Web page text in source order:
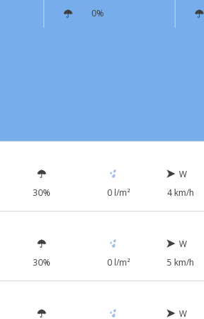
0%
30% 0 l/m²
W
4 km/h
30% 0 l/m²
W
5 km/h
W